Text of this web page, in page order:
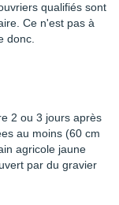
qualifiés sont
Ce n'est pas à
donc.
2 ou 3 jours après
au moins (60 cm
agricole jaune
par du gravier